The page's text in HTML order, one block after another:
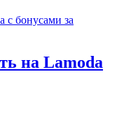
на Lamoda